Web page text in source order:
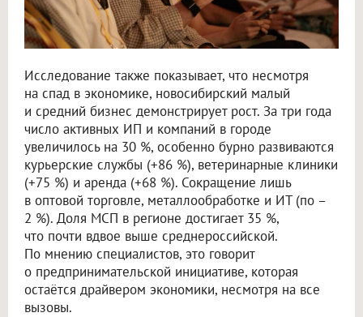
Исследование также показывает, что несмотря
на спад в экономике, новосибирский малый
и средний бизнес демонстрирует рост. За три года
число активных ИП и компаний в городе
увеличилось на 30 %, особенно бурно развиваются
курьерские службы (+86 %), ветеринарные клиники
(+75 %) и аренда (+68 %). Сокращение лишь
в оптовой торговле, металлообработке и ИТ (по –
2 %). Доля МСП в регионе достигает 35 %,
что почти вдвое выше среднероссийской.
По мнению специалистов, это говорит
о предпринимательской инициативе, которая
остаётся драйвером экономики, несмотря на все
вызовы.